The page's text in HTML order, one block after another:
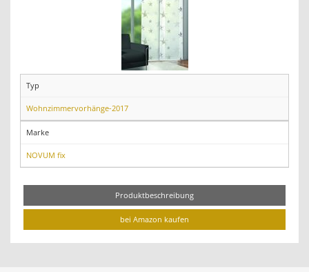
Typ
Wohnzimmervorhänge-2017
Marke
NOVUM fix
Produktbeschreibung
bei Amazon kaufen